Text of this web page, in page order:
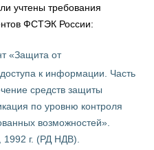
учтены требования
ФСТЭК России:
«Защита от
к информации. Часть
средств защиты
по уровню контроля
возможностей».
1992 г. (РД НДВ).